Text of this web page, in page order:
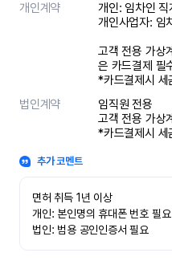
개인계약
개인: 임차인 직
개인사업자: 임
고객 전용 가상
은 카드결제 필
*카드결제시 세
법인계약
임직원 전용
고객 전용 가상
*카드결제시 세
추가 코멘트
면허 취득 1년 이상
개인: 본인명의 휴대폰 번호 필요
법인: 범용 공인인증서 필요